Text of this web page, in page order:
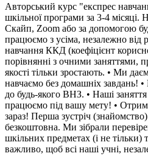
Авторський курс "експрес
шкільної програми за 3-4 місяці.
Скайп, Zoom або за допомогою
працюємо з усіма, незалежно від
навчання ККД (коефіцієнт
порівнянні з очними заняттями,
якості тільки зростають. • Ми
навчаємо без домашніх завдань!
до будь-якого ВНЗ. • Наші
працюємо під вашу мету! •
зараз! Перша зустріч
безкоштовна. Ми зібрали
шкільних предметах (і не тільки)
важливо, щоб всі наші учні,